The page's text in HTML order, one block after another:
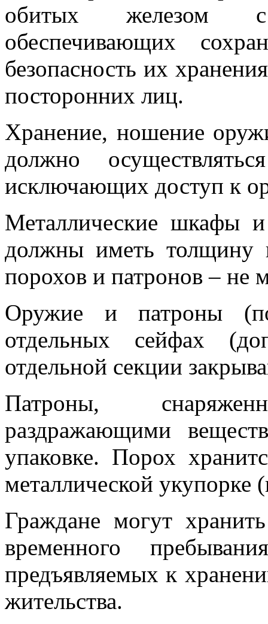
обитых железом с
обеспечивающих
безопасность их
посторонних лиц.
Хранение, ношение
должно
исключающих доступ к
Металлические шкафы
должны иметь толщину
порохов и патронов – не
Оружие и патроны
отдельных сейфах
отдельной секции
Патроны,
раздражающими
упаковке. Порох
металлической укупорке
Граждане могут
временного
предъявляемых к
жительства.